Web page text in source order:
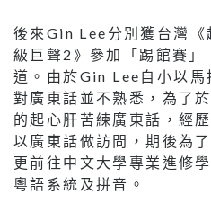
後來Gin Lee分別獲台灣《
級巨聲2》參加「踢館賽
道。由於Gin Lee自小以馬
對廣東話並不熟悉，為了
的起心肝苦練廣東話，經
以廣東話做訪問，期後為
更前往中文大學專業進修
粵語系統及拼音。